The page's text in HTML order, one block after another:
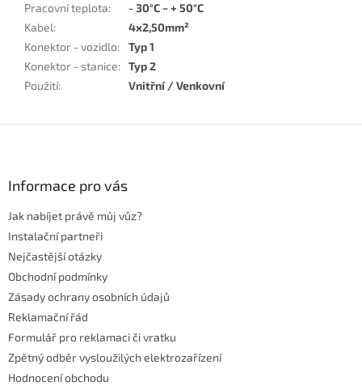
Pracovní teplota:
- 30°C ~ + 50°C
Kabel:
4x2,50mm²
Konektor - vozidlo:
Typ 1
Konektor - stanice: Typ 2
Použití: Vnitřní / Venkovní
Informace pro vás
Jak nabíjet právě můj vůz?
Instalační partneři
Nejčastější otázky
Obchodní podmínky
Zásady ochrany osobních údajů
Reklamační řád
Formulář pro reklamaci či vratku
Zpětný odběr vysloužilých elektrozařízení
Hodnocení obchodu